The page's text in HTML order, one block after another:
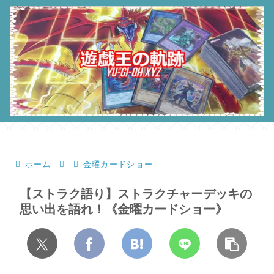
ホーム 金曜カードショー
【ストラク語り】ストラクチャーデッキの
思い出を語れ！《金曜カードショー》